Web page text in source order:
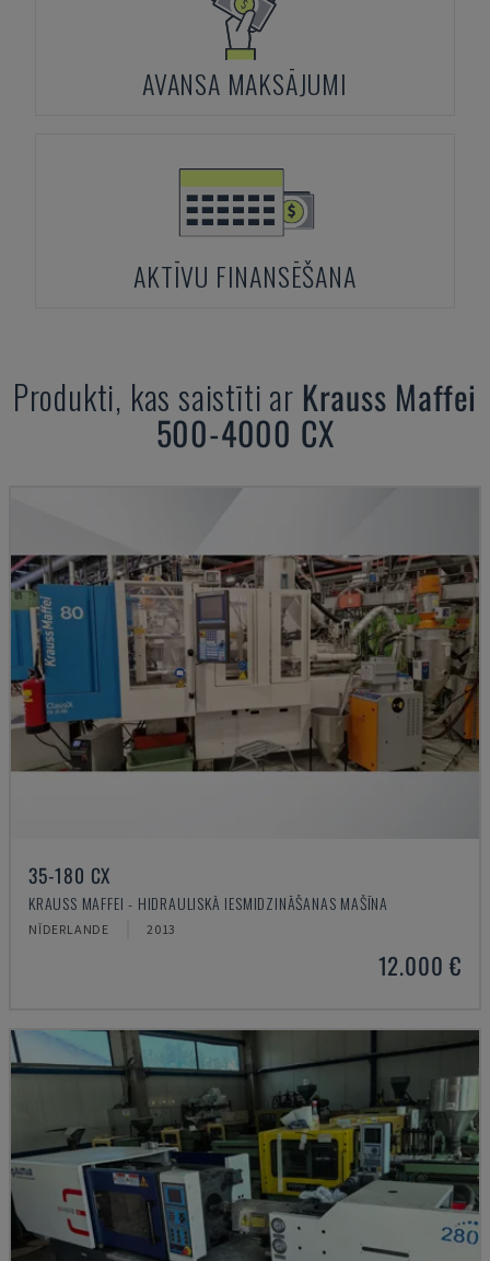
AVANSA MAKSĀJUMI
AKTĪVU FINANSĒŠANA
Produkti, kas saistīti ar Krauss Maffei
500-4000 CX
35-180 CX
KRAUSS MAFFEI - HIDRAULISKĀ IESMIDZINĀŠANAS MAŠĪNA
NĪDERLANDE 2013
12.000 €